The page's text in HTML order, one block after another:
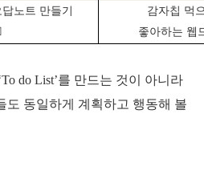
노트 만들기
감자칩 먹
좋아하는 웹
do List’를 만드는 것이 아니라
도 동일하게 계획하고 행동해 볼